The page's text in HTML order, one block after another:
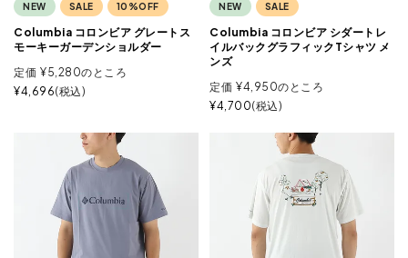
NEW SALE 10%OFF
Columbia コロンビア グレートス
モーキーガーデンショルダー
定価 ¥5,280のところ
¥4,696 税込
NEW SALE
Columbia コロンビア シダートレ
イルバックグラフィックTシャツ メ
ンズ
定価 ¥4,950のところ
¥4,700 税込